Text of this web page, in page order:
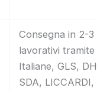
Consegna in 2-3
lavorativi tramite
Italiane, GLS,
SDA,